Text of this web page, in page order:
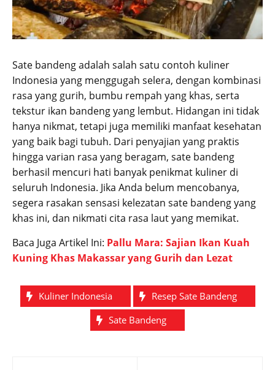
Sate bandeng adalah salah satu contoh kuliner
Indonesia yang menggugah selera, dengan kombinasi
rasa yang gurih, bumbu rempah yang khas, serta
tekstur ikan bandeng yang lembut. Hidangan ini tidak
hanya nikmat, tetapi juga memiliki manfaat kesehatan
yang baik bagi tubuh. Dari penyajian yang praktis
hingga varian rasa yang beragam, sate bandeng
berhasil mencuri hati banyak penikmat kuliner di
seluruh Indonesia. Jika Anda belum mencobanya,
segera rasakan sensasi kelezatan sate bandeng yang
khas ini, dan nikmati cita rasa laut yang memikat.
Baca Juga Artikel Ini: Pallu Mara: Sajian Ikan Kuah
Kuning Khas Makassar yang Gurih dan Lezat
Kuliner Indonesia
Resep Sate Bandeng
Sate Bandeng